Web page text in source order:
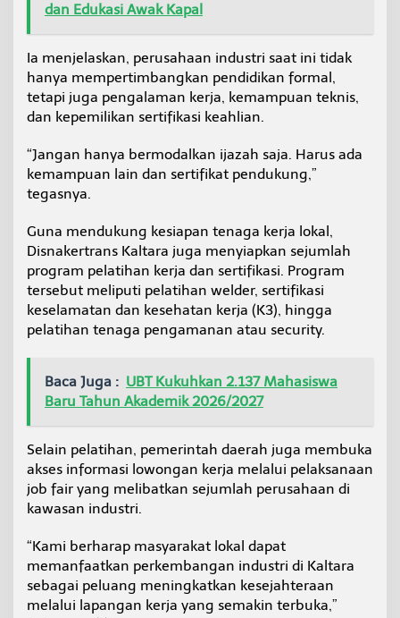
dan Edukasi Awak Kapal
Ia menjelaskan, perusahaan industri saat ini tidak
hanya mempertimbangkan pendidikan formal,
tetapi juga pengalaman kerja, kemampuan teknis,
dan kepemilikan sertifikasi keahlian.
“Jangan hanya bermodalkan ijazah saja. Harus ada
kemampuan lain dan sertifikat pendukung,”
tegasnya.
Guna mendukung kesiapan tenaga kerja lokal,
Disnakertrans Kaltara juga menyiapkan sejumlah
program pelatihan kerja dan sertifikasi. Program
tersebut meliputi pelatihan welder, sertifikasi
keselamatan dan kesehatan kerja (K3), hingga
pelatihan tenaga pengamanan atau security.
Baca Juga : UBT Kukuhkan 2.137 Mahasiswa
Baru Tahun Akademik 2026/2027
Selain pelatihan, pemerintah daerah juga membuka
akses informasi lowongan kerja melalui pelaksanaan
job fair yang melibatkan sejumlah perusahaan di
kawasan industri.
“Kami berharap masyarakat lokal dapat
memanfaatkan perkembangan industri di Kaltara
sebagai peluang meningkatkan kesejahteraan
melalui lapangan kerja yang semakin terbuka,”